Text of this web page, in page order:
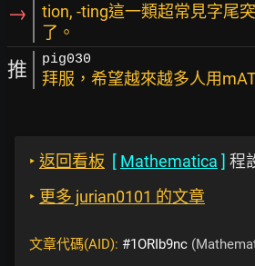
→
tion, -ting這一類超常見字尾
了。
推 pig030
拜服，希望越來越多人用
‣ 返回看板 [ Mathematica ] 程
‣ 更多 jurian0101 的文章
文章代碼(AID): #1ORIb9nc